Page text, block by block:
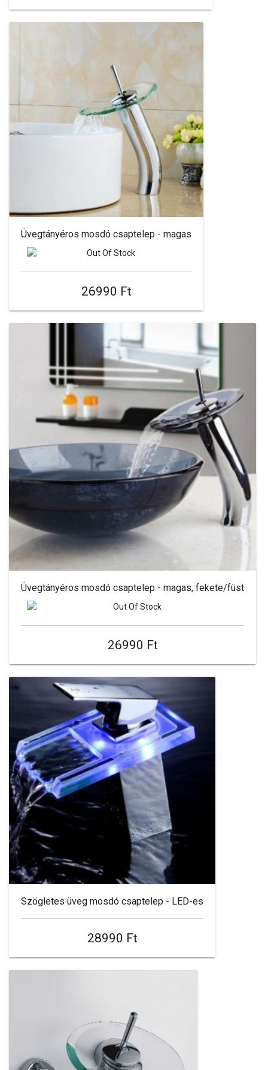
Üvegtányéros mosdó csaptelep - magas
26990 Ft
Üvegtányéros mosdó csaptelep - magas, fekete/füst
26990 Ft
Szögletes üveg mosdó csaptelep - LED-es
28990 Ft